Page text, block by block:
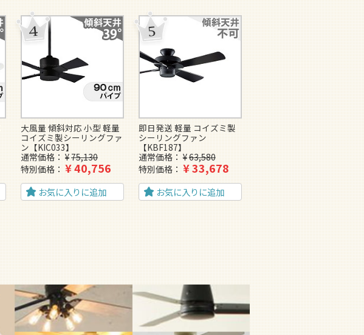
大風量 傾斜対応 小型 軽量
コイズミ製シーリングファ
ン【KIC033】
通常価格
¥75,130
特別価格
¥40,756
お気に入りに追加
即日発送 軽量 コイズミ製
シーリングファン
【KBF187】
通常価格
¥63,580
特別価格
¥33,678
お気に入りに追加